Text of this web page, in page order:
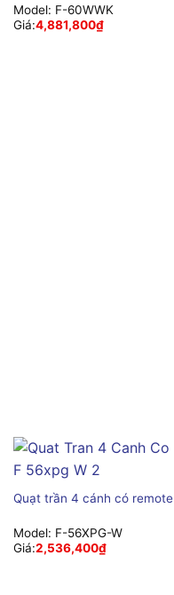
Model: F-60WWK
Giá:4,881,800₫
Quạt trần 4 cánh có
Model: F-56XPG-W
Giá:2,536,400₫